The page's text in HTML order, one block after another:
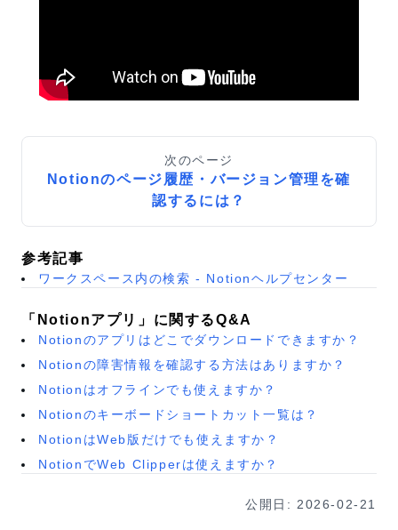
次のページ
Notionのページ履歴・バージョン管理を確
認するには？
参考記事
ワークスペース内の検索 - Notionヘルプセンター
「Notionアプリ」に関するQ&A
Notionのアプリはどこでダウンロードできますか？
Notionの障害情報を確認する方法はありますか？
Notionはオフラインでも使えますか？
Notionのキーボードショートカット一覧は？
NotionはWeb版だけでも使えますか？
NotionでWeb Clipperは使えますか？
公開日: 2026-02-21